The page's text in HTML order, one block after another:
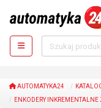
AUTOMATYKA24
ENKODERY INKREMENTALNE